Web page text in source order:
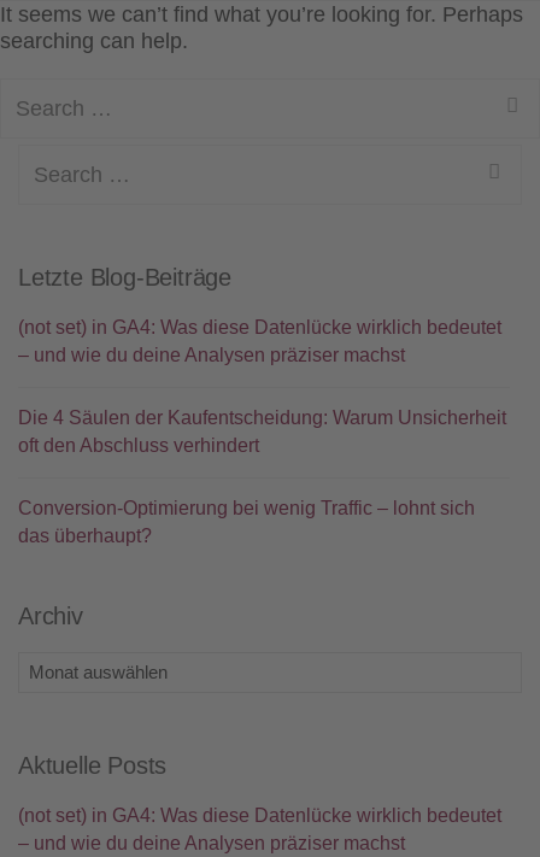
It seems we can’t find what you’re looking for. Perhaps
searching can help.
for:
for:
Letzte Blog-Beiträge
(not set) in GA4: Was diese Datenlücke wirklich bedeutet
– und wie du deine Analysen präziser machst
Die 4 Säulen der Kaufentscheidung: Warum Unsicherheit
oft den Abschluss verhindert
Conversion-Optimierung bei wenig Traffic – lohnt sich
das überhaupt?
Archiv
Archiv
Aktuelle Posts
(not set) in GA4: Was diese Datenlücke wirklich bedeutet
– und wie du deine Analysen präziser machst